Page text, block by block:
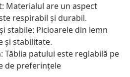
Materialul are un aspect
respirabil și durabil.
stabile: Picioarele din lemn
și stabilitate.
Tăblia patului este reglabilă pe
de preferințele